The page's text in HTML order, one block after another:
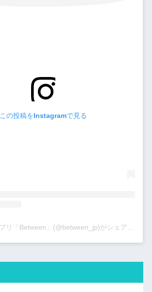
この投稿をInstagramで見る